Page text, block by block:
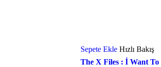
Sepete Ekle Hızlı Bakış
The X Files : İ Want To